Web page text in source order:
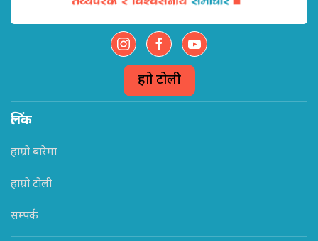
हाम्रो टोली
लिंक
हाम्रो बारेमा
हाम्रो टोली
सम्पर्क